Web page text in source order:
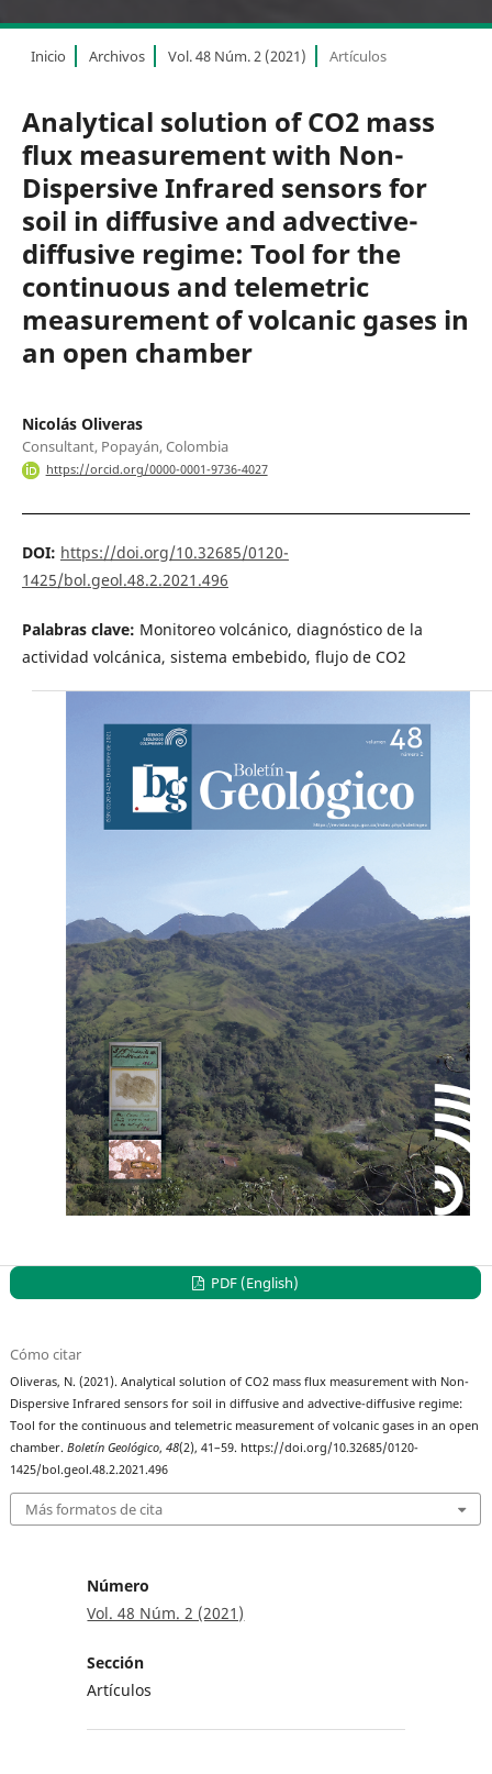
Inicio Archivos Vol. 48 Núm. 2 (2021) Artículos
Analytical solution of CO2 mass
flux measurement with Non-
Dispersive Infrared sensors for
soil in diffusive and advective-
diffusive regime: Tool for the
continuous and telemetric
measurement of volcanic gases in
an open chamber
Nicolás Oliveras
Consultant, Popayán, Colombia
https://orcid.org/0000-0001-9736-4027
DOI: https://doi.org/10.32685/0120-
1425/bol.geol.48.2.2021.496
Palabras clave: Monitoreo volcánico, diagnóstico de la
actividad volcánica, sistema embebido, flujo de CO2
PDF (English)
Cómo citar
Oliveras, N. (2021). Analytical solution of CO2 mass flux measurement with Non-
Dispersive Infrared sensors for soil in diffusive and advective-diffusive regime:
Tool for the continuous and telemetric measurement of volcanic gases in an open
chamber.Boletín Geológico,48(2), 41–59. https://doi.org/10.32685/0120-
1425/bol.geol.48.2.2021.496
Más formatos de cita
Número
Vol. 48 Núm. 2 (2021)
Sección
Artículos